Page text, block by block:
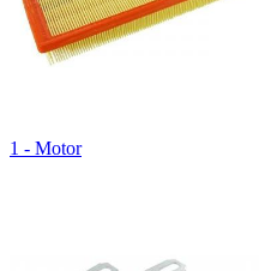
1 - Motor